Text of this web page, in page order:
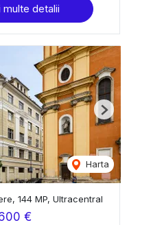
multe detalii
Harta
Next
144 MP, Ultracentral
€